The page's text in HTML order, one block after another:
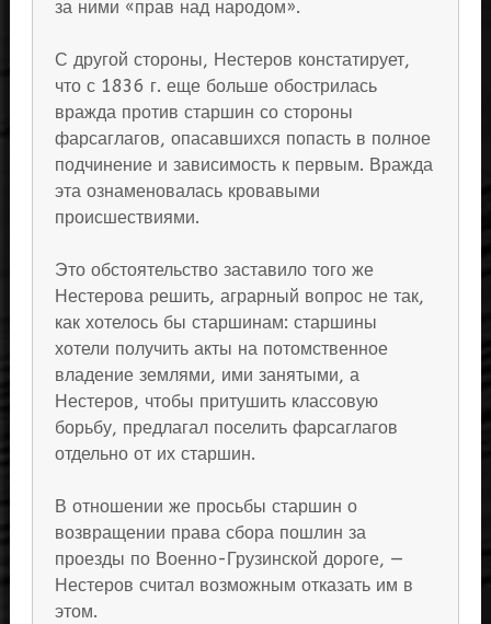
за ними «прав над народом».
С другой стороны, Нестеров констатирует,
что с 1836 г. еще больше обострилась
вражда против старшин со стороны
фарсаглагов, опасавшихся попасть в полное
подчинение и зависимость к первым. Вражда
эта ознаменовалась кровавыми
происшествиями.
Это обстоятельство заставило того же
Нестерова решить, аграрный вопрос не так,
как хотелось бы старшинам: старшины
хотели получить акты на потомственное
владение землями, ими занятыми, а
Нестеров, чтобы притушить классовую
борьбу, предлагал поселить фарсаглагов
отдельно от их старшин.
В отношении же просьбы старшин о
возвращении права сбора пошлин за
проезды по Военно-Грузинской дороге, —
Нестеров считал возможным отказать им в
этом.